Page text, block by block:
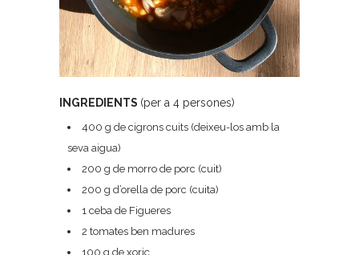
INGREDIENTS (per a 4 persones)
400 g de cigrons cuits (deixeu-los amb la
seva aigua)
200 g de morro de porc (cuit)
200 g d’orella de porc (cuita)
1 ceba de Figueres
2 tomates ben madures
100 g de xoriç